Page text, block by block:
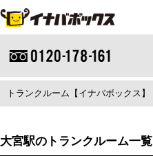
トランクルーム【イナバボックス】
大宮駅のトランクルーム一覧